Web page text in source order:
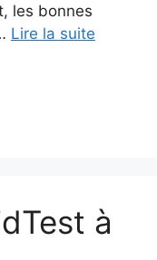
les bonnes
Lire la suite
à